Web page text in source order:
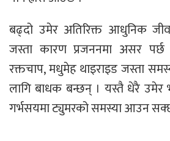
बढ्दो उमेर अतिरिक्त आधुनिक
जस्ता कारण प्रजननमा असर
रक्तचाप, मधुमेह थाइराइड जस्ता
लागि बाधक बन्छन् । यस्तै धेरै उमेर
गर्भसयमा ट्युमरको समस्या आउन